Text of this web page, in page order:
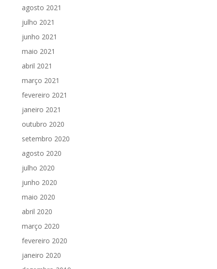
agosto 2021
julho 2021
junho 2021
maio 2021
abril 2021
março 2021
fevereiro 2021
janeiro 2021
outubro 2020
setembro 2020
agosto 2020
julho 2020
junho 2020
maio 2020
abril 2020
março 2020
fevereiro 2020
janeiro 2020